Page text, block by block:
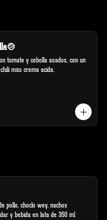
tomate y cebolla asados, con un
más crema acida.
pollo, choclo wey, nachos
y bebida en lata de 350 ml